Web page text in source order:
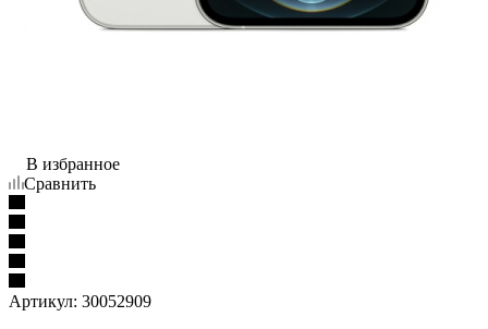
В избранное
Сравнить
Артикул: 30052909